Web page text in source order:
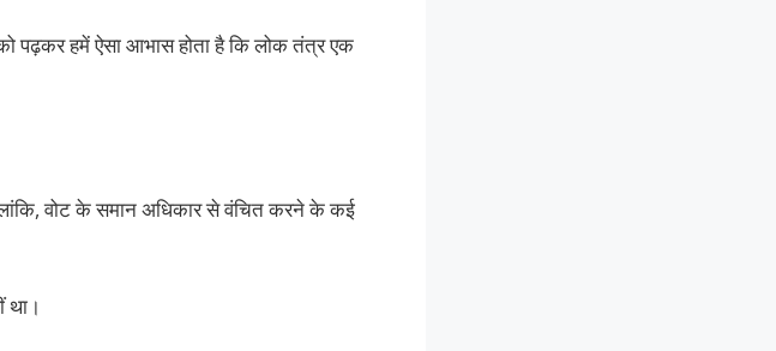
को पढ़कर हमें ऐसा आभास होता है कि लोक तंत्र एक
वोट के समान अधिकार से वंचित करने के कई
था।